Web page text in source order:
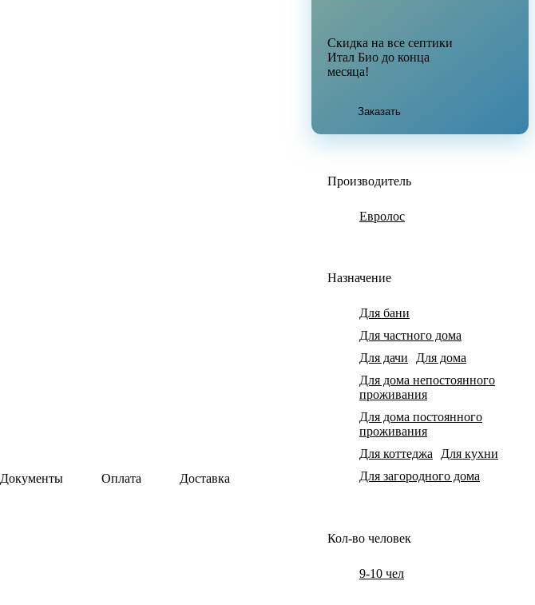
Документы Оплата Доставка
Скидка на все септики
Итал Био до конца
месяца!
Заказать
Производитель
Евролос
Назначение
Для бани
Для частного дома
Для дачи
Для дома
Для дома непостоянного
проживания
Для дома постоянного
проживания
Для коттеджа
Для кухни
Для загородного дома
Кол-во человек
9-10 чел